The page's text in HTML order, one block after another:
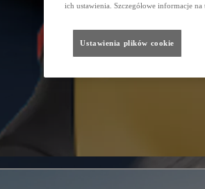
ich ustawienia. Szczegółowe informacje na
Ustawienia plików cookie